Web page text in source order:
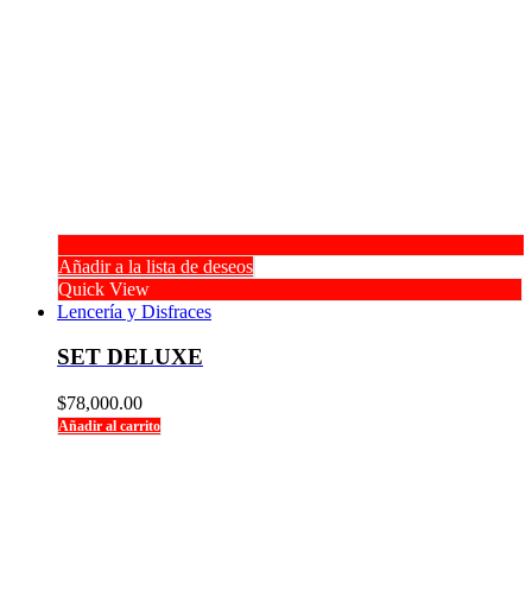
Añadir a la lista de deseos
Quick View
Lencería y Disfraces
SET DELUXE
$78,000.00
Añadir al carrito